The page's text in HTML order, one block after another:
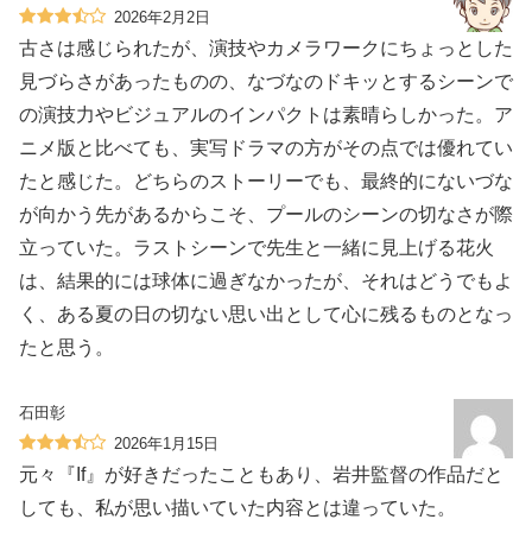
2026年2月2日
古さは感じられたが、演技やカメラワークにちょっとした
見づらさがあったものの、なづなのドキッとするシーンで
の演技力やビジュアルのインパクトは素晴らしかった。ア
ニメ版と比べても、実写ドラマの方がその点では優れてい
たと感じた。どちらのストーリーでも、最終的にないづな
が向かう先があるからこそ、プールのシーンの切なさが際
立っていた。ラストシーンで先生と一緒に見上げる花火
は、結果的には球体に過ぎなかったが、それはどうでもよ
く、ある夏の日の切ない思い出として心に残るものとなっ
たと思う。
石田彰
2026年1月15日
元々『If』が好きだったこともあり、岩井監督の作品だと
しても、私が思い描いていた内容とは違っていた。